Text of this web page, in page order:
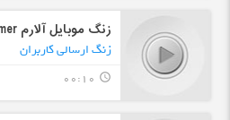
زنگ موبایل آلارم Timer ال جی
زنگ ارسالی کاربران
query_builder
00:10